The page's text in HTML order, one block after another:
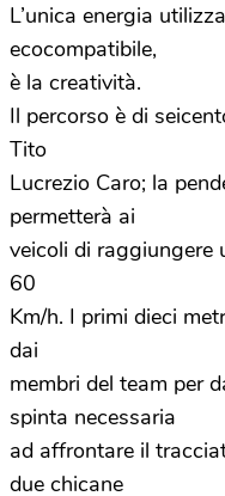
L’unica energia
ecocompatibile,
è la creatività.
Il percorso è di
Tito
Lucrezio Caro; la
permetterà ai
veicoli di raggiungere
60
Km/h. I primi dieci
dai
membri del team per
spinta necessaria
ad affrontare il
due chicane